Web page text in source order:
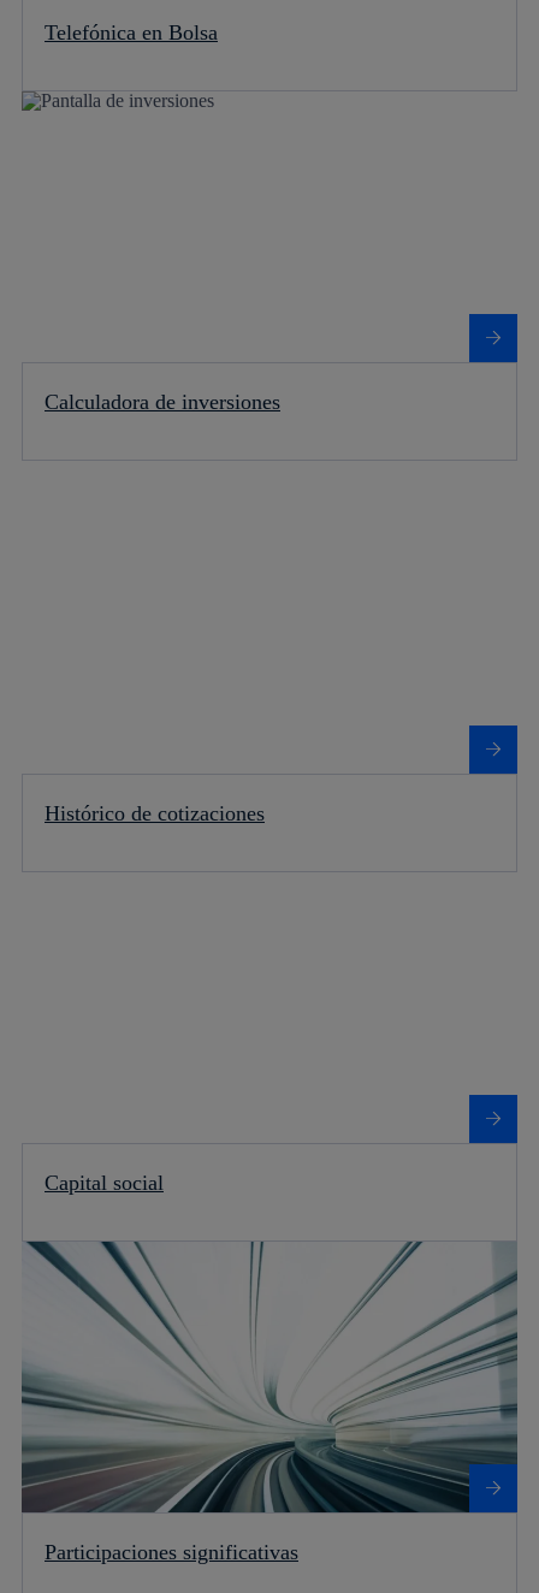
Telefónica en Bolsa
Calculadora de inversiones
Más información sobre Calculadora de inversiones
Histórico de cotizaciones
Capital social
Participaciones significativas
Más información sobre Participaciones significativas